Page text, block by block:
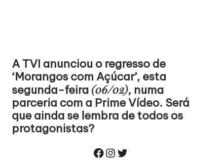
A TVI anunciou o regresso de
‘Morangos com Açúcar’, esta
segunda-feira (06/02), numa
parceria com a Prime Vídeo. Será
que ainda se lembra de todos os
protagonistas?
Facebook
Instagram
Twitter